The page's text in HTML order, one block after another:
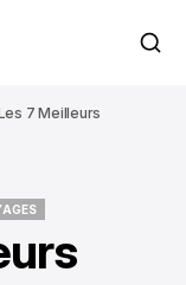
7 Meilleurs